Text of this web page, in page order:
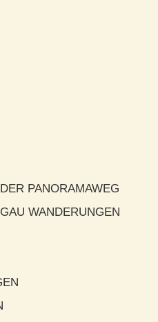
PANORAMAWEG
WANDERUNGEN